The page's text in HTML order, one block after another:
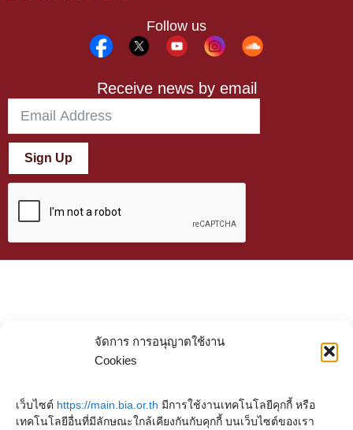
จัดการ การอนุญาตใช้งาน
Cookies
เว็บไซต์ https://main.bia.or.th มีการใช้งานเทคโนโลยีคุกกี้ หรือ
เทคโนโลยีอื่นที่มีลักษณะใกล้เคียงกันกับคุกกี้ บนเว็บไซต์ของเรา
Follow us
Receive news by email
Sign Up